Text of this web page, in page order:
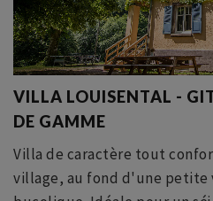
VILLA LOUISENTAL -
DE GAMME
Villa de caractère tout
village, au fond d'une petite